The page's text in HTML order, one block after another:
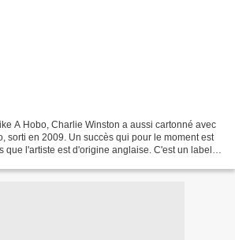
A Hobo, Charlie Winston a aussi cartonné avec
sorti en 2009. Un succès qui pour le moment est
que l'artiste est d'origine anglaise. C'est un label